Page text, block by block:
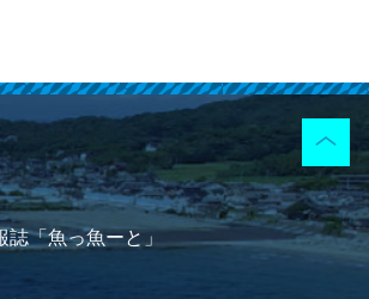
誌「魚っ魚ーと」